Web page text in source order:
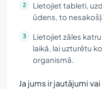
Lietojiet tableti,
ūdens, to
Lietojiet zāles
laikā, lai uzturētu
organismā.
Ja jums ir jautājumi